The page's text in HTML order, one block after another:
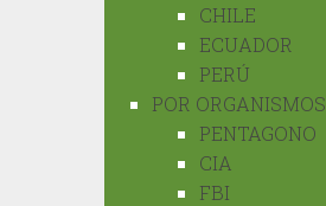
CHILE
ECUADOR
PERÚ
POR ORGANISMOS
PENTAGONO
CIA
FBI